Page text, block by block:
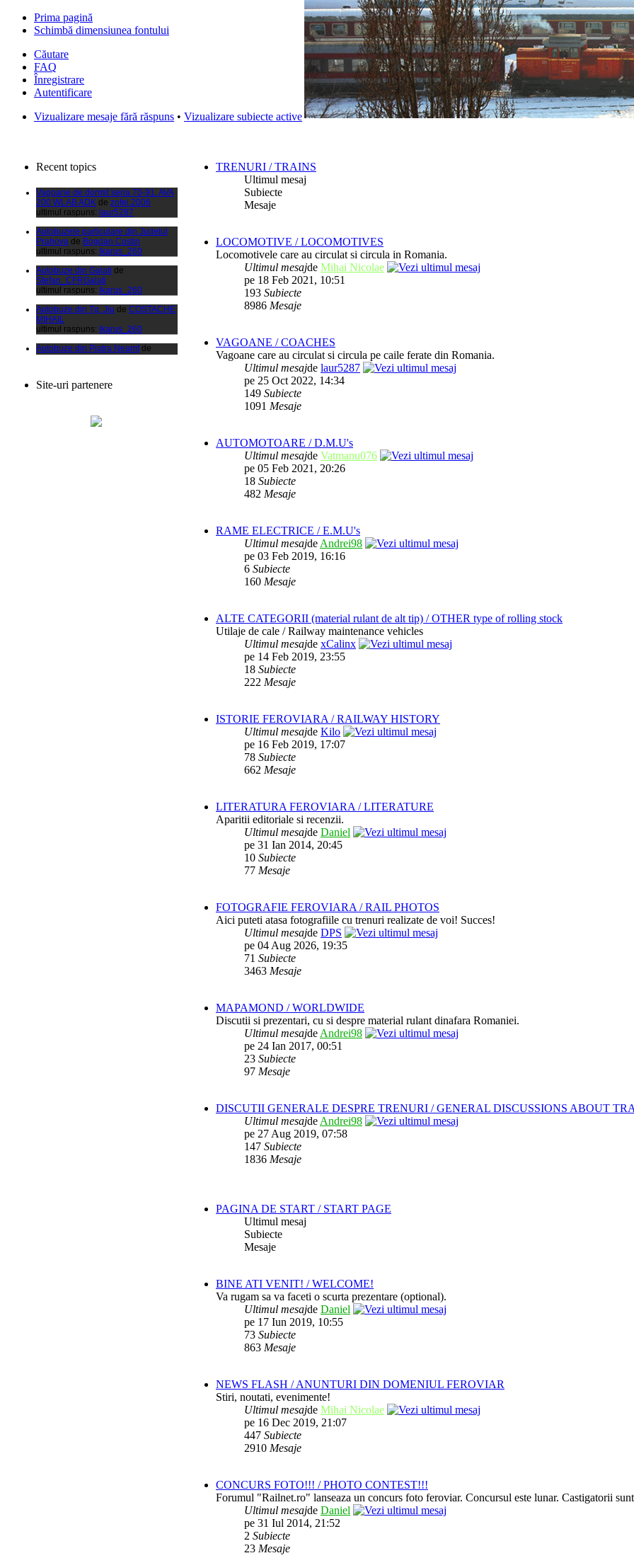
Prima pagină
Schimbă dimensiunea fontului
Căutare
FAQ
Înregistrare
Autentificare
Vizualizare mesaje fără răspuns • Vizualizare subiecte active
Recent topics
ultimul raspuns:DPS
Vagoane de dormit seria 70-91. AVA
ultimul raspuns:laur5287
Autobuzele particulare din Judetul
ultimul raspuns:Ikarus_260
Autobuze din Galatide
ultimul raspuns:Ikarus_260
Autobuze din Tg. JiudeCOSTACHE
ultimul raspuns:Ikarus_260
Autobuze din Piatra Neamtde
ultimul raspuns:Ikarus_260
ultimul raspuns:
ultimul raspuns:Ikarus_260
Site-uri partenere
TRENURI / TRAINS
Ultimul mesaj
Subiecte
Mesaje
LOCOMOTIVE / LOCOMOTIVES
Locomotivele care au circulat si circula in Romania.
Ultimul mesajde Mihai Nicolae
pe 18 Feb 2021, 10:51
193 Subiecte
8986 Mesaje
VAGOANE / COACHES
Vagoane care au circulat si circula pe caile ferate din Romania.
Ultimul mesajde laur5287
pe 25 Oct 2022, 14:34
149 Subiecte
1091 Mesaje
AUTOMOTOARE / D.M.U's
Ultimul mesajde Vatmanu076
pe 05 Feb 2021, 20:26
18 Subiecte
482 Mesaje
RAME ELECTRICE / E.M.U's
Ultimul mesajde Andrei98
pe 03 Feb 2019, 16:16
6 Subiecte
160 Mesaje
ALTE CATEGORII (material rulant de alt tip) / OTHER type of rolling stock
Utilaje de cale / Railway maintenance vehicles
Ultimul mesajde xCalinx
pe 14 Feb 2019, 23:55
18 Subiecte
222 Mesaje
ISTORIE FEROVIARA / RAILWAY HISTORY
Ultimul mesajde Kilo
pe 16 Feb 2019, 17:07
78 Subiecte
662 Mesaje
LITERATURA FEROVIARA / LITERATURE
Aparitii editoriale si recenzii.
Ultimul mesajde Daniel
pe 31 Ian 2014, 20:45
10 Subiecte
77 Mesaje
FOTOGRAFIE FEROVIARA / RAIL PHOTOS
Aici puteti atasa fotografiile cu trenuri realizate de voi! Succes!
Ultimul mesajde DPS
pe 04 Aug 2026, 19:35
71 Subiecte
3463 Mesaje
MAPAMOND / WORLDWIDE
Discutii si prezentari, cu si despre material rulant dinafara Romaniei.
Ultimul mesajde Andrei98
pe 24 Ian 2017, 00:51
23 Subiecte
97 Mesaje
DISCUTII GENERALE DESPRE TRENURI / GENERAL DISCUSSIONS ABOUT
Ultimul mesajde Andrei98
pe 27 Aug 2019, 07:58
147 Subiecte
1836 Mesaje
PAGINA DE START / START PAGE
Ultimul mesaj
Subiecte
Mesaje
BINE ATI VENIT! / WELCOME!
Va rugam sa va faceti o scurta prezentare (optional).
Ultimul mesajde Daniel
pe 17 Iun 2019, 10:55
73 Subiecte
863 Mesaje
NEWS FLASH / ANUNTURI DIN DOMENIUL FEROVIAR
Stiri, noutati, evenimente!
Ultimul mesajde Mihai Nicolae
pe 16 Dec 2019, 21:07
447 Subiecte
2910 Mesaje
CONCURS FOTO!!! / PHOTO CONTEST!!!
Forumul "Railnet.ro" lanseaza un concurs foto feroviar. Concursul este lunar. Castigatorii
Ultimul mesajde Daniel
pe 31 Iul 2014, 21:52
2 Subiecte
23 Mesaje